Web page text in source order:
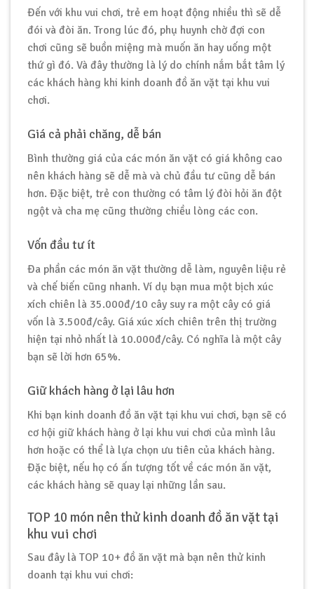
Đến với khu vui chơi, trẻ em hoạt động nhiều thì sẽ dễ
đói và đòi ăn. Trong lúc đó, phụ huynh chờ đợi con
chơi cũng sẽ buồn miệng mà muốn ăn hay uống một
thứ gì đó. Và đây thường là lý do chính nắm bắt tâm lý
các khách hàng khi kinh doanh đồ ăn vặt tại khu vui
chơi.
Giá cả phải chăng, dễ bán
Bình thường giá của các món ăn vặt có giá không cao
nên khách hàng sẽ dễ mà và chủ đầu tư cũng dễ bán
hơn. Đặc biệt, trẻ con thường có tâm lý đòi hỏi ăn đột
ngột và cha mẹ cũng thường chiều lòng các con.
Vốn đầu tư ít
Đa phần các món ăn vặt thường dễ làm, nguyên liệu rẻ
và chế biến cũng nhanh. Ví dụ bạn mua một bịch xúc
xích chiên là 35.000đ/10 cây suy ra một cây có giá
vốn là 3.500đ/cây. Giá xúc xích chiên trên thị trường
hiện tại nhỏ nhất là 10.000đ/cây. Có nghĩa là một cây
bạn sẽ lời hơn 65%.
Giữ khách hàng ở lại lâu hơn
Khi bạn kinh doanh đồ ăn vặt tại khu vui chơi, bạn sẽ có
cơ hội giữ khách hàng ở lại khu vui chơi của mình lâu
hơn hoặc có thể là lựa chọn ưu tiên của khách hàng.
Đặc biệt, nếu họ có ấn tượng tốt về các món ăn vặt,
các khách hàng sẽ quay lại những lần sau.
TOP 10 món nên thử kinh doanh đồ ăn vặt tại
khu vui chơi
Sau đây là TOP 10+ đồ ăn vặt mà bạn nên thử kinh
doanh tại khu vui chơi: